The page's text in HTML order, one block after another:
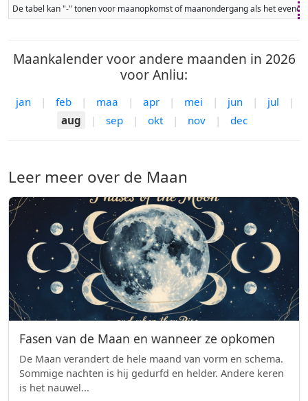
De tabel kan "-" tonen voor maanopkomst of maanondergang als het
Maankalender voor andere maanden in 2026
voor Anliu:
jan | feb | maa | apr | mei | jun | jul
|
aug
| sep | okt | nov | dec
Leer meer over de Maan
Fasen van de Maan en wanneer ze opkomen
De Maan verandert de hele maand van vorm en schema.
Sommige nachten is hij gedurfd en helder. Andere keren
is het nauwel...